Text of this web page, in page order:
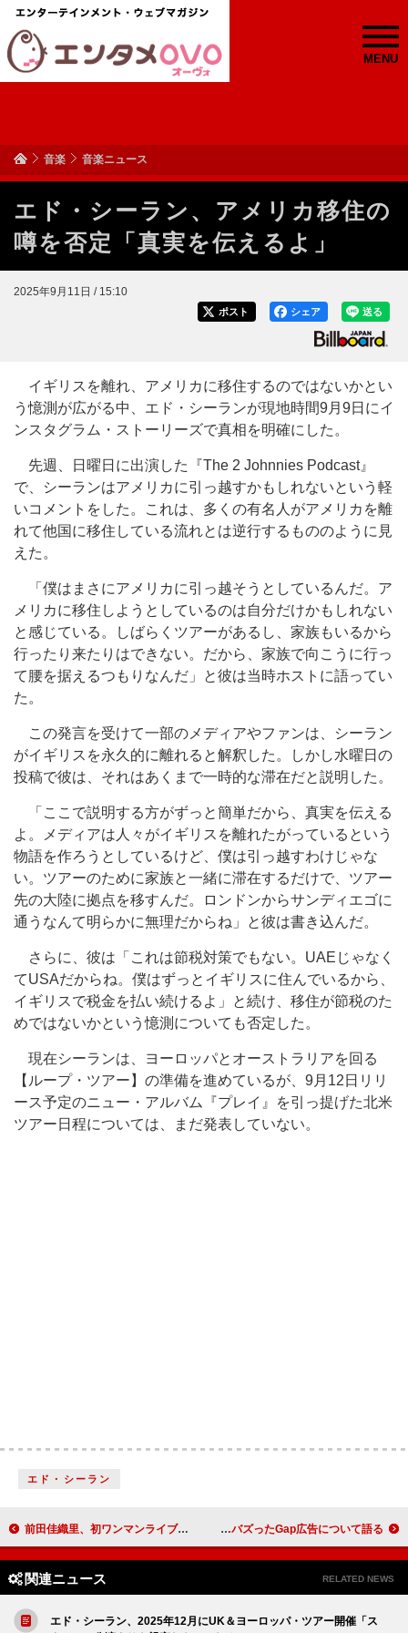
MENU
音楽 音楽ニュース
エド・シーラン、アメリカ移住の
噂を否定「真実を伝えるよ」
2025年9月11日 / 15:10
送る
シェア
ポスト
イギリスを離れ、アメリカに移住するのではないかとい
う憶測が広がる中、エド・シーランが現地時間9月9日にイ
ンスタグラム・ストーリーズで真相を明確にした。
先週、
日曜日に出演した『The 2 Johnnies Podcast』
で、シーランはアメリカに引っ越すかもしれないという軽
いコメントをした。これは、多くの有名人がアメリカを離
れて他国に移住している流れとは逆行するもののように見
えた。
「僕はまさにアメリカに引っ越そうとしているんだ。ア
メリカに移住しようとしているのは自分だけかもしれない
と感じている。しばらくツアーがあるし、家族もいるから
行ったり来たりはできない。だから、家族で向こうに行っ
て腰を据えるつもりなんだ」と彼は当時ホストに語ってい
た。
この発言を受けて一部のメディアやファンは、シーラン
がイギリスを永久的に離れると解釈した。しかし水曜日の
投稿で彼は、それはあくまで一時的な滞在だと説明した。
「ここで説明する方がずっと簡単だから、真実を伝える
よ。メディアは人々がイギリスを離れたがっているという
物語を作ろうとしているけど、僕は引っ越すわけじゃな
い。ツアーのために家族と一緒に滞在するだけで、ツアー
先の大陸に拠点を移すんだ。ロンドンからサンディエゴに
通うなんて明らかに無理だからね」と彼は書き込んだ。
さらに、彼は「これは節税対策でもない。UAEじゃなく
てUSAだからね。僕はずっとイギリスに住んでいるから、
イギリスで税金を払い続けるよ」と続け、移住が節税のた
めではないかという憶測についても否定した。
現在シーランは、ヨーロッパとオーストラリアを回る
【ループ・ツアー】 の準備を進めているが、9月12日リリ
ース予定のニュー・アルバム『プレイ』を引っ提げた北米
ツアー日程については、まだ発表していない。
エド・シーラン
前田佳織里、初ワンマンライブ【Are You Ready？】Blu-rayのトレーラー映像公開 KATSEYE、急成長の中での初ツアーやバズったGap広告について語る
関連ニュース RELATED NEWS
エド・シーラン、2025年12月にUK＆ヨーロッパ・ツアー開催「ス